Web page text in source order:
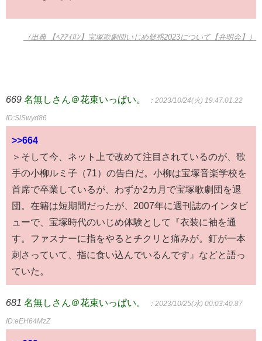
（出典 【ﾍｱｱｲﾛﾝ】宝塚歌劇団いじめ疑惑2023について【弁明会】）
669 名無しさん＠花束いっぱい。 ：2023/10/24(火) 19:47:01.22
ID:SlSwyd86
>>664
＞そして今、ネット上で改めて注目されているのが、歌
手の小柳ルミ子（71）の告白だ。小柳は宝塚音楽学校を
首席で卒業しているが、わずか2カ月で宝塚歌劇団を退
団。在籍は短期間だったが、2007年に週刊誌のインタビ
ューで、宝塚時代のいじめ体験として『衣装に袖を通
す。ファスナーに指をやるとチクリと痛みが。釘が一本
刺さっていて、指に食い込んでいるんです』などと語っ
ていた。
681 名無しさん＠花束いっぱい。 ：2023/10/25(水) 00:03:40.87
ID:eEH64MzZ